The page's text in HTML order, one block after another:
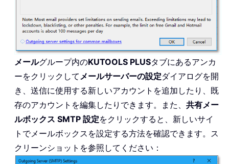
メールグループ内のKUTOOLS PLUSタブにあるアンカ
ーをクリックしてメールサーバーの設定ダイアログを開
き、送信に使用する新しいアカウントを追加したり、既
存のアカウントを編集したりできます。また、 共有メー
ルボックス SMTP 設定をクリックすると、新しいサイ
トでメールボックスを設定する方法を確認できます。ス
クリーンショットを参照してください：